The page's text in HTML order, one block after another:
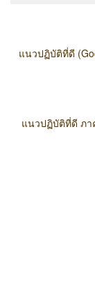
แนวปฏิบัติที่ดี
แนวปฏิบัติที่ดี ภา